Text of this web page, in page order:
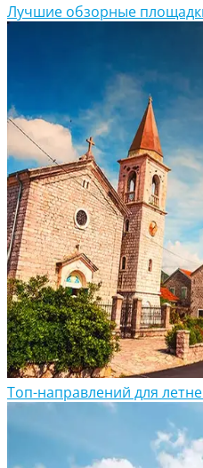
Лучшие обзорные
Топ-направлений для